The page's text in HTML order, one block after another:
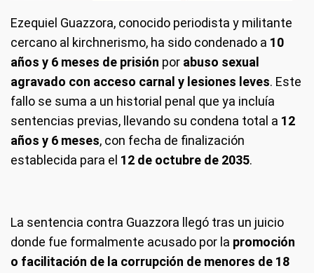
Ezequiel Guazzora, conocido periodista y militante
cercano al kirchnerismo, ha sido condenado a 10
años y 6 meses de prisión por abuso sexual
agravado con acceso carnal y lesiones leves. Este
fallo se suma a un historial penal que ya incluía
sentencias previas, llevando su condena total a 12
años y 6 meses, con fecha de finalización
establecida para el 12 de octubre de 2035.
La sentencia contra Guazzora llegó tras un juicio
donde fue formalmente acusado por la promoción
o facilitación de la corrupción de menores de 18